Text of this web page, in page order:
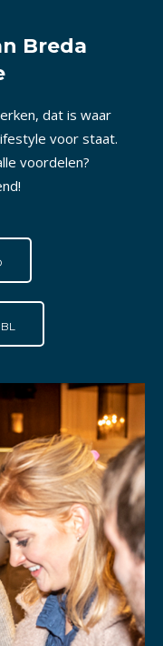
Breda
dat is waar
voor staat.
voordelen?